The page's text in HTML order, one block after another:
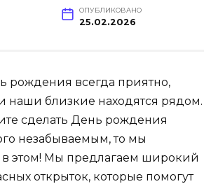
ОПУБЛИКОВАНО
25.02.2026
рождения всегда приятно,
наши близкие находятся рядом.
сделать День рождения
незабываемым, то мы
этом! Мы предлагаем широкий
открыток, которые помогут